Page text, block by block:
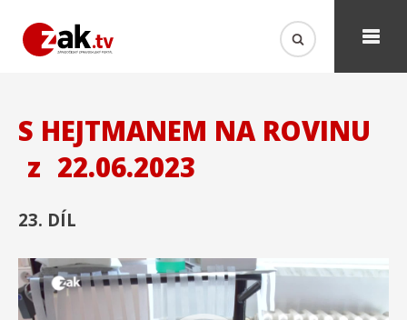
S HEJTMANEM NA ROVINU
z 22.06.2023
23. DÍL